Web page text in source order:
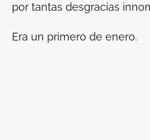
por tantas desgracias
Era un primero de enero.